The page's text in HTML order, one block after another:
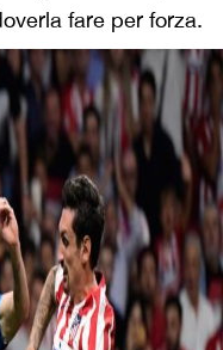
fare per forza.